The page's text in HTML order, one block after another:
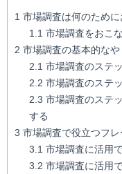
1 市場調査は何のため
1.1 市場調査をおこ
2 市場調査の基本的なや
2.1 市場調査のステ
2.2 市場調査のステ
2.3 市場調査のステ
する
3 市場調査で役立つフ
3.1 市場調査に活用
3.2 市場調査に活用